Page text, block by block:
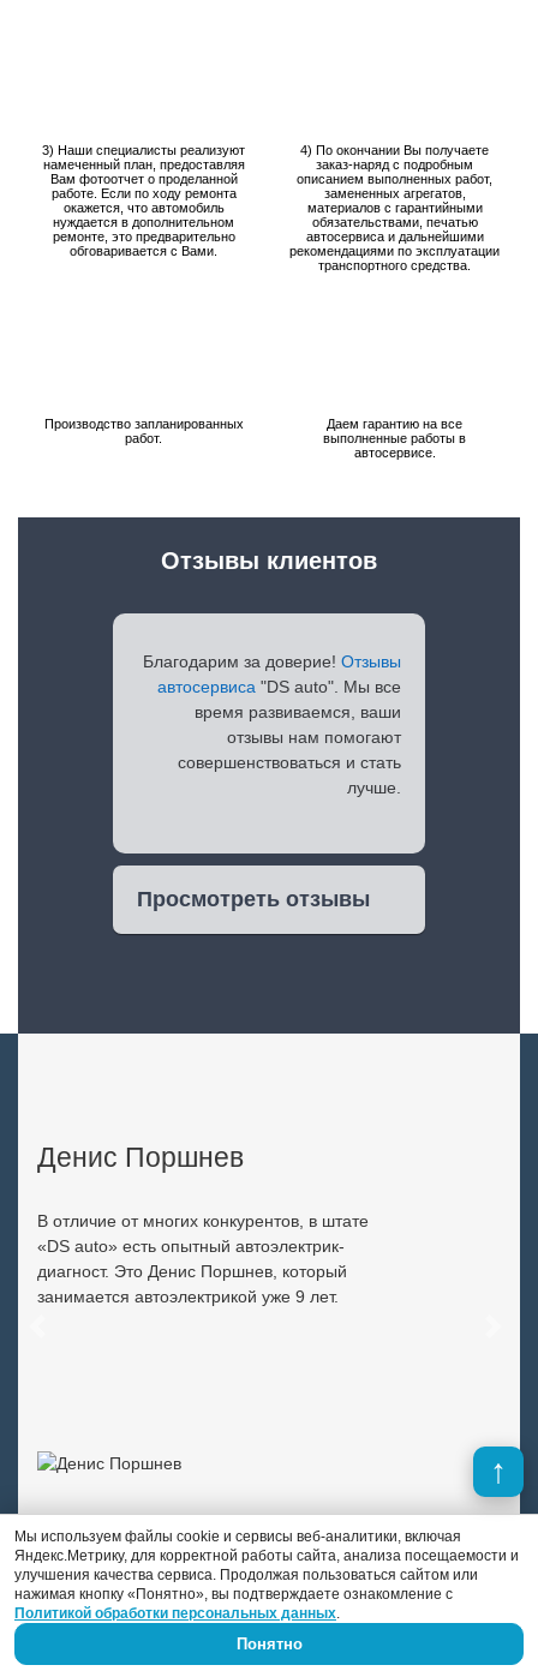
3) Наши специалисты реализуют
намеченный план, предоставляя
Вам фотоотчет о проделанной
работе. Если по ходу ремонта
окажется, что автомобиль
нуждается в дополнительном
ремонте, это предварительно
обговаривается с Вами.
4) По окончании Вы получаете
заказ-наряд с подробным
описанием выполненных работ,
замененных агрегатов,
материалов с гарантийными
обязательствами, печатью
автосервиса и дальнейшими
рекомендациями по эксплуатации
транспортного средства.
Производство запланированных
работ.
Даем гарантию на все
выполненные работы в
автосервисе.
Благодарим за доверие! Отзывы
автосервиса "DS auto". Мы все
время развиваемся, ваши
отзывы нам помогают
совершенствоваться и стать
лучше.
Просмотреть отзывы
Отзывы клиентов
Денис Поршнев
В отличие от многих конкурентов, в штате
«DS auto» есть опытный автоэлектрик-
диагност. Это Денис Поршнев, который
занимается автоэлектрикой уже 9 лет.
Мы используем файлы cookie и сервисы веб-аналитики, включая
Яндекс.Метрику, для корректной работы сайта, анализа посещаемости и
улучшения качества сервиса. Продолжая пользоваться сайтом или
нажимая кнопку «Понятно», вы подтверждаете ознакомление с
Политикой обработки персональных данных.
Понятно